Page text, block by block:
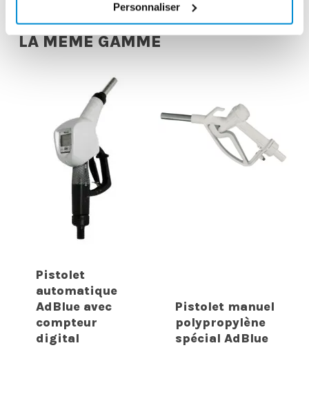
Personnaliser
DÉCOUVREZ LES PRODUITS DE
LA MÊME GAMME
Pistolet
automatique
AdBlue avec
compteur
digital
Pistolet manuel
polypropylène
spécial AdBlue